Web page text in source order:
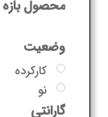
محصول بازه
وضعیت
کارکرده
نو
گارانتی